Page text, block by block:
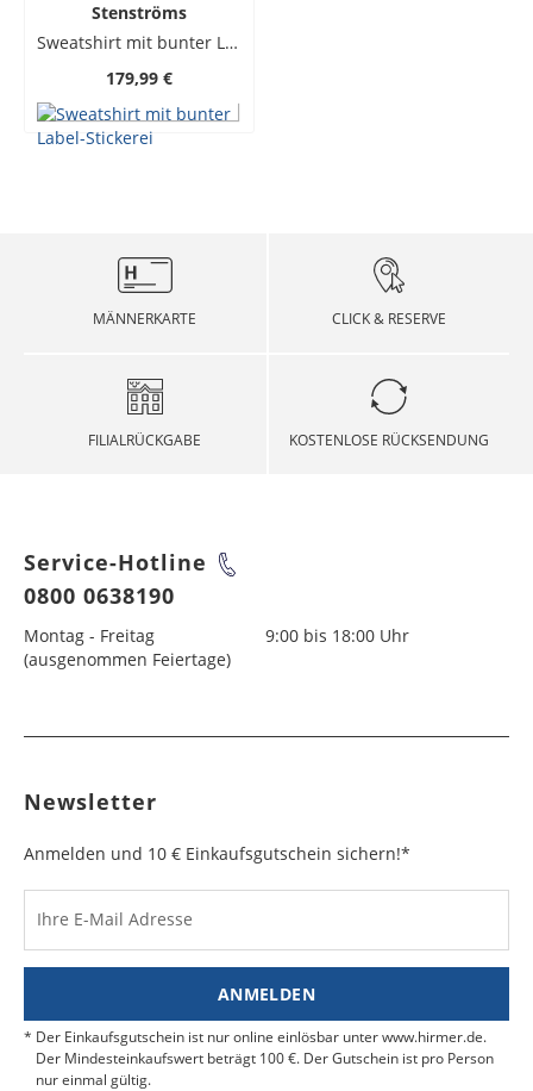
Stenströms
Sweatshirt mit bunter Label-Stickerei
179,99 €
MÄNNERKARTE CLICK & RESERVE
FILIALRÜCKGABE KOSTENLOSE RÜCKSENDUNG
Service-Hotline
0800 0638190
Montag - Freitag
9:00 bis 18:00 Uhr
(ausgenommen Feiertage)
Newsletter
Anmelden und 10 € Einkaufsgutschein sichern!*
Ihre E-Mail Adresse
ANMELDEN
Der Einkaufsgutschein ist nur online einlösbar unter www.hirmer.de.
Der Mindesteinkaufswert beträgt 100 €. Der Gutschein ist pro Person
nur einmal gültig.